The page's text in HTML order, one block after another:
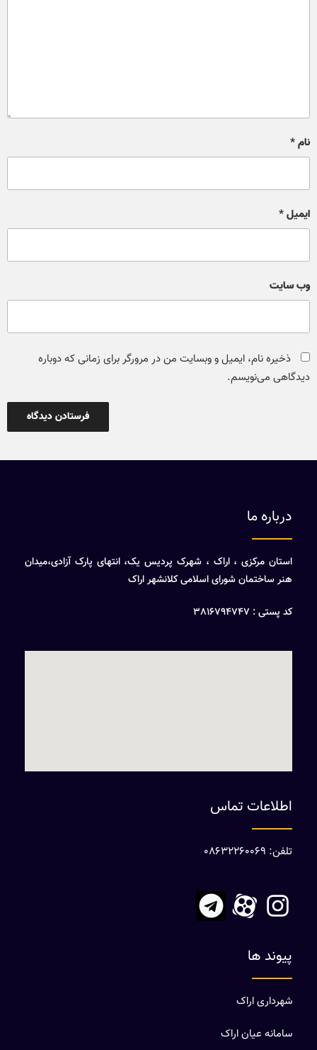
نام*
ایمیل*
وب‌ سایت
ذخیره نام، ایمیل و وبسایت من در مرورگر برای زمانی که دوباره
دیدگاهی می‌نویسم.
درباره ما
استان مرکزی ، اراک ، شهرک پردیس یک، انتهای پارک آزادی،میدان
هنر ساختمان شورای اسلامی کلانشهر اراک
کد پستی : 3816794747
اطلاعات تماس
تلفن: 08632260069
پیوند ها
شهرداری اراک
سامانه عیان اراک